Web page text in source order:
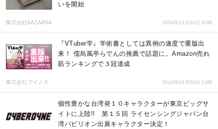
いを開始
株式会社KAZAANA 2024年10月04日 01時
『VTuber学』学術書としては異例の速度で重版出
来！ 儒烏風亭らでんの推薦で話題に。Amazon売れ
筋ランキングで３冠達成
株式会社ブイノス 2024年09月09日 23時
個性豊かな台湾発１０キャラクターが東京ビッグサ
イトに上陸!! 第１５回 ライセンシングジャパン台
湾パビリオン出展キャラクター決定！